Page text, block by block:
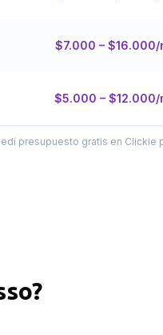
$7.000 – $16.000/
$5.000 – $12.000/
presupuesto gratis en Clickie
?